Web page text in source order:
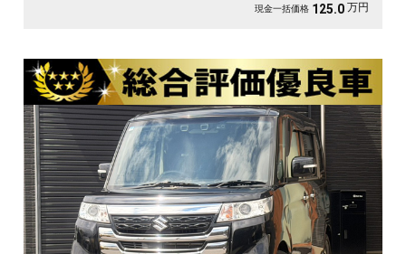
現金一括価格 125.0 万円